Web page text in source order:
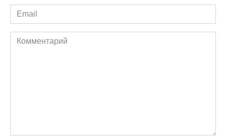
Email
*
Комментарий